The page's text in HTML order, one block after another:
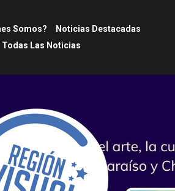
Somos?
Noticias Destacadas
Todas Las Noticias